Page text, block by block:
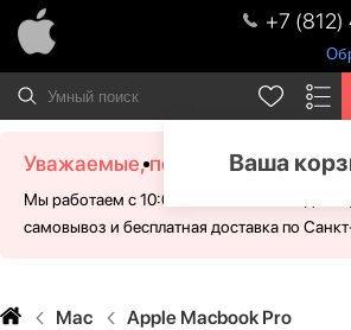
+7
Ваша
Уважаемые, посетители!
Мы работаем с 10:00 - 21:00 без выходных.
самовывоз и бесплатная доставка по
Mac Apple Macbook Pro